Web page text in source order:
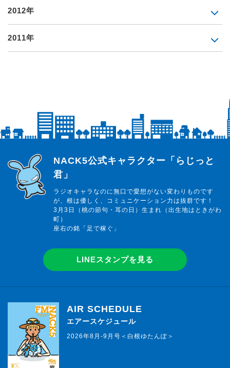
2012年
2011年
らじっと君
NACK5公式キャラクター「らじっと
君」
ラジオキャラなのに無口で愛想がない変わりものです
が、根は優しく、コミュニケーション力は抜群です！
3月3日（桃の節句・耳の日）生まれ（出生地はときがわ
町）
座右の銘「足で稼ぐ」
LINEスタンプを見る
AIR SCHEDULE
エアースケジュール
2026年8月-9月号＜白根ゆたんぽ＞